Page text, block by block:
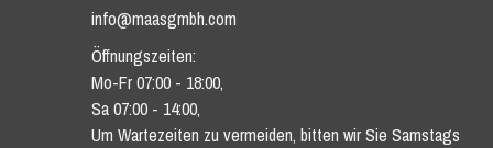
info@maasgmbh.com
Öffnungszeiten:
Mo-Fr 07:00 - 18:00,
Sa 07:00 - 14:00,
Um Wartezeiten zu vermeiden, bitten wir Sie Samstags